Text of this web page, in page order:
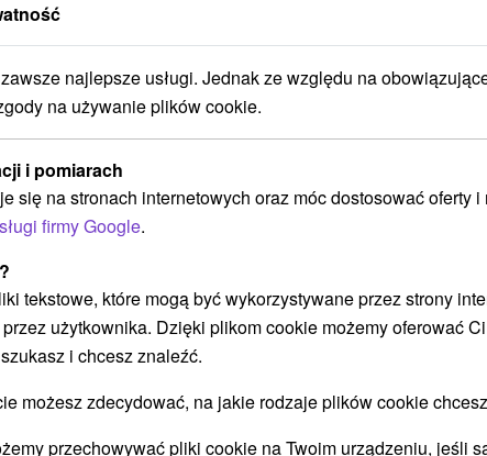
Privát s celoročnou prevádzkou obklopený
nádhernou prírodou na úpätí Slavkovského...
najlepsze usługi. Jednak ze względu na
na używanie plików cookie.
i pomiarach
się na stronach internetowych oraz móc dostosować oferty i
firmy Google.
tekstowe, które mogą być wykorzystywane przez strony
użytkownika. Dzięki plikom cookie możemy oferować
i chcesz znaleźć.
możesz zdecydować, na jakie rodzaje plików cookie
przechowywać pliki cookie na Twoim urządzeniu, jeśli